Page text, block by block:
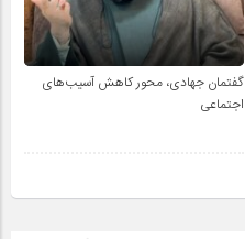
گفتمان جهادی، محور کاهش آسیب‌های
اجتماعی